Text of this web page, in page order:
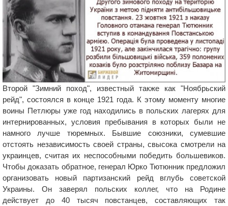
Второй "Зимний поход", известный также как "Ноябрьский
рейд", состоялся в конце 1921 года. К этому моменту многие
воины Петлюры уже год находились в польских лагерях для
интернированных, условия пребывания в которых были не
намного лучше тюремных. Бывшие союзники, сумевшие
отстоять независимость своей страны, свысока смотрели на
украинцев, считая их неспособными победить большевиков.
Чтобы доказать обратное, генерал Юрко Тютюнник предложил
организовать новый партизанский рейд вглубь советской
Украины. Он заверял польских коллег, что на Родине
действует до 40 тысяч повстанцев, составляющих так